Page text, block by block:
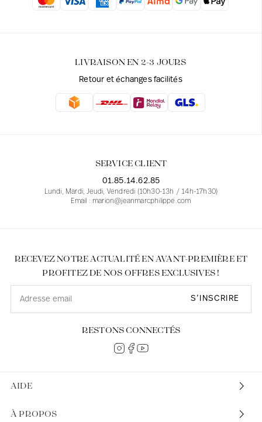
LIVRAISON EN 2-3 JOURS
Retour et échanges facilités
SERVICE CLIENT
01.85.14.62.85
Lundi, Mardi, Jeudi, Vendredi (10h30-13h / 14h-17h30)
Email : marion@jeanmarcphilippe.com
AIDE
À PROPOS
RECEVEZ NOTRE ACTUALITÉ EN AVANT-PREMIÈRE ET
PROFITEZ DE NOS OFFRES EXCLUSIVES !
S’INSCRIRE
RESTONS CONNECTÉS